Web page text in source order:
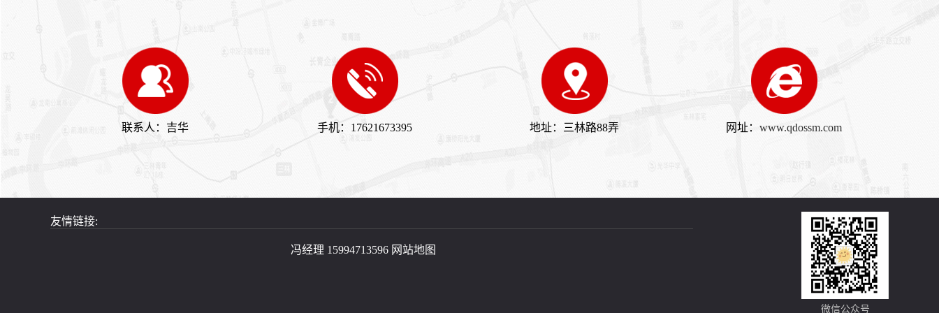
联系人：吉华 手机：17621673395 地址：三林路88弄 网址： www.qdossm.com
友情链接:
冯经理 15994713596 网站地图
微信公众号